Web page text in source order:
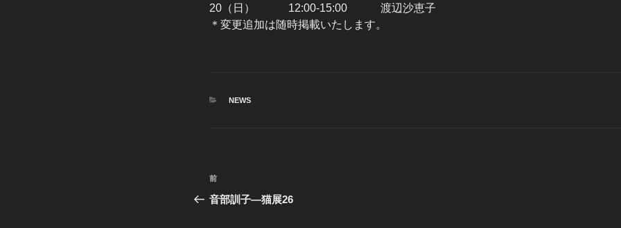
20（日） 12:00-15:00 渡辺沙恵子
＊変更追加は随時掲載いたします。
カ
NEWS
投
稿
前
の
前
音部訓子―猫展26